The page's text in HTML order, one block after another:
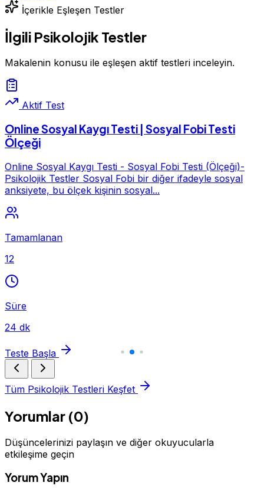
İçerikle Eşleşen Testler
İlgili Psikolojik Testler
Makalenin konusu ile eşleşen aktif testleri inceleyin.
Aktif Test
Online Sosyal Kaygı Testi | Sosyal Fobi Testi
Ölçeği
Online Sosyal Kaygı Testi - Sosyal Fobi Testi (Ölçeği)-
Psikolojik Testler Sosyal Fobi bir diğer ifadeyle sosyal
anksiyete, bu ölçek kişinin sosyal...
Tamamlanan
12
Süre
24 dk
Teste Başla
Tüm Psikolojik Testleri Keşfet
Yorumlar (0)
Düşüncelerinizi paylaşın ve diğer okuyucularla
etkileşime geçin
Yorum Yapın